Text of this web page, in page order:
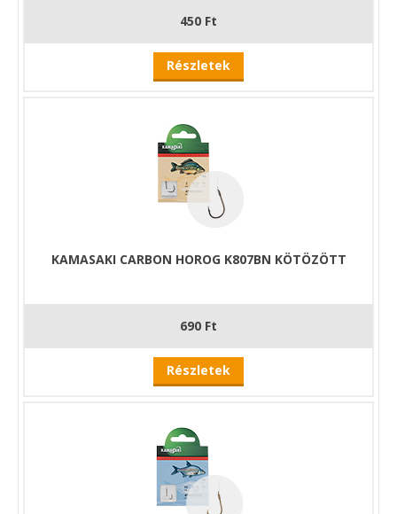
450 Ft
Részletek
KAMASAKI CARBON HOROG K807BN KÖTÖZÖTT
690 Ft
Részletek